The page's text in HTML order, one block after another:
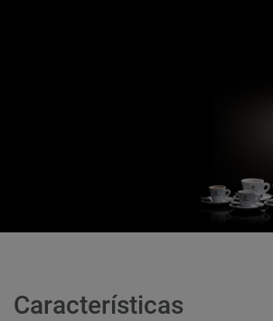
Características